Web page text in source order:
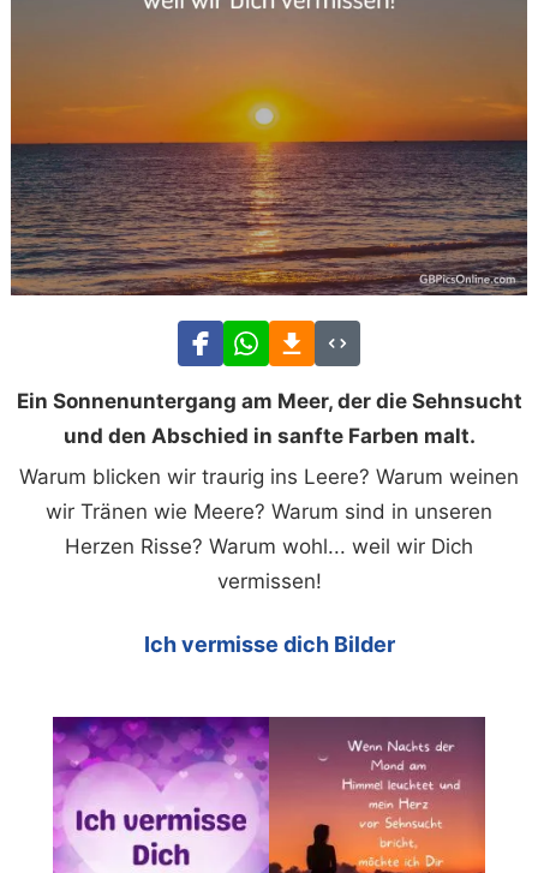
Ein Sonnenuntergang am Meer, der die Sehnsucht
und den Abschied in sanfte Farben malt.
Warum blicken wir traurig ins Leere? Warum weinen
wir Tränen wie Meere? Warum sind in unseren
Herzen Risse? Warum wohl... weil wir Dich
vermissen!
Ich vermisse dich Bilder